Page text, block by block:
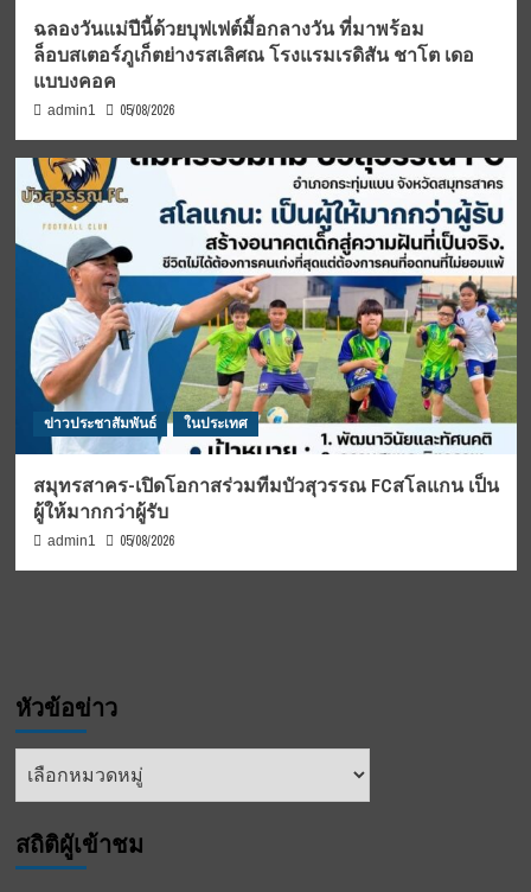
ฉลองวันแม่ปีนี้ด้วยบุฟเฟต์มื้อกลางวัน ที่มาพร้อม
ล็อบสเตอร์ภูเก็ตย่างรสเลิศณ โรงแรมเรดิสัน ชาโต เดอ
แบบงคอค
admin1 05/08/2026
ข่าวประชาสัมพันธ์ ในประเทศ
สมุทรสาคร-เปิดโอกาสร่วมทีมบัวสุวรรณ FCสโลแกน เป็น
ผู้ให้มากกว่าผู้รับ
admin1 05/08/2026
หัวข้อข่าว
หัวข้อ
สถิติผูัเข้าชม